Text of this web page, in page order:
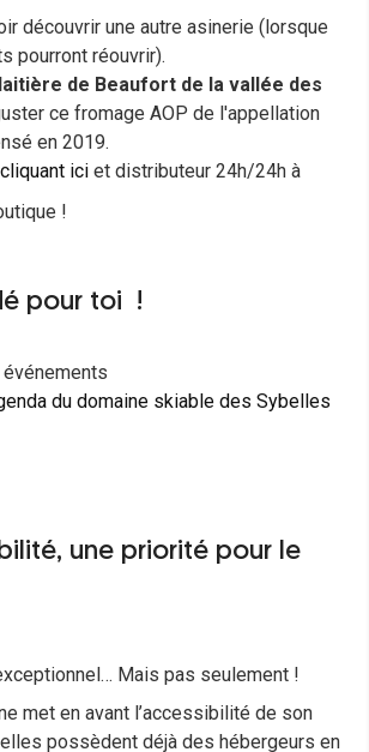
découvrir une autre asinerie (lorsque
pourront réouvrir).
de Beaufort de la vallée des
ce fromage AOP de l'appellation
en 2019.
ici et distributeur 24h/24h à
!
pour toi !
du domaine skiable des Sybelles
une priorité pour le
Mais pas seulement !
met en avant l’accessibilité de son
possèdent déjà des hébergeurs en